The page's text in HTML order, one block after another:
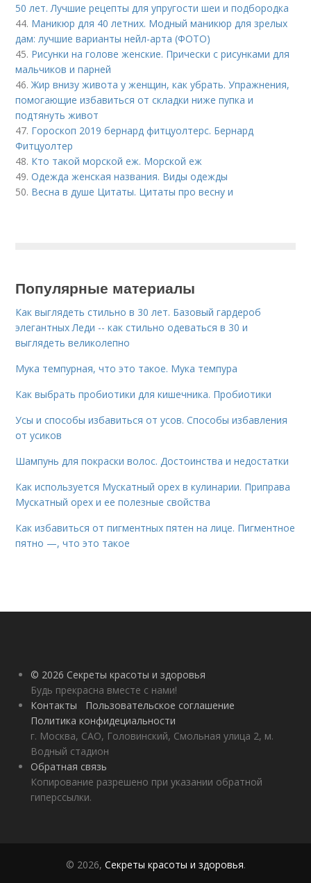
50 лет. Лучшие рецепты для упругости шеи и подбородка
44. Маникюр для 40 летних. Модный маникюр для зрелых
дам: лучшие варианты нейл-арта (ФОТО)
45. Рисунки на голове женские. Прически с рисунками для
мальчиков и парней
46.Жир внизу живота у женщин, как убрать. Упражнения,
помогающие избавиться от складки ниже пупка и
подтянуть живот
47. Гороскоп 2019 бернард фитцуолтерс. Бернард
Фитцуолтер
48. Кто такой морской еж. Морской еж
49.Одежда женская названия. Виды одежды
50. Весна в душе Цитаты. Цитаты про весну и
Популярные материалы
Как выглядеть стильно в 30 лет. Базовый гардероб
элегантных Леди -- как стильно одеваться в 30 и
выглядеть великолепно
Мука темпурная, что это такое. Мука темпура
Как выбрать пробиотики для кишечника. Пробиотики
Усы и способы избавиться от усов. Способы избавления
от усиков
Шампунь для покраски волос. Достоинства и недостатки
Как используется Мускатный орех в кулинарии. Приправа
Мускатный орех и ее полезные свойства
Как избавиться от пигментных пятен на лице. Пигментное
пятно —, что это такое
© 2026 Секреты красоты и здоровья
Будь прекрасна вместе с нами!
Контакты
Пользовательское соглашение
Политика конфидециальности
г. Москва, САО, Головинский, Смольная улица 2, м.
Водный стадион
Обратная связь
Копирование разрешено при указании обратной
гиперссылки.
© 2026, Секреты красоты и здоровья.